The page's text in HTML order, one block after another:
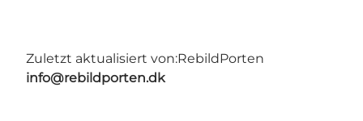
Zuletzt aktualisiert von:RebildPorten
info@rebildporten.dk